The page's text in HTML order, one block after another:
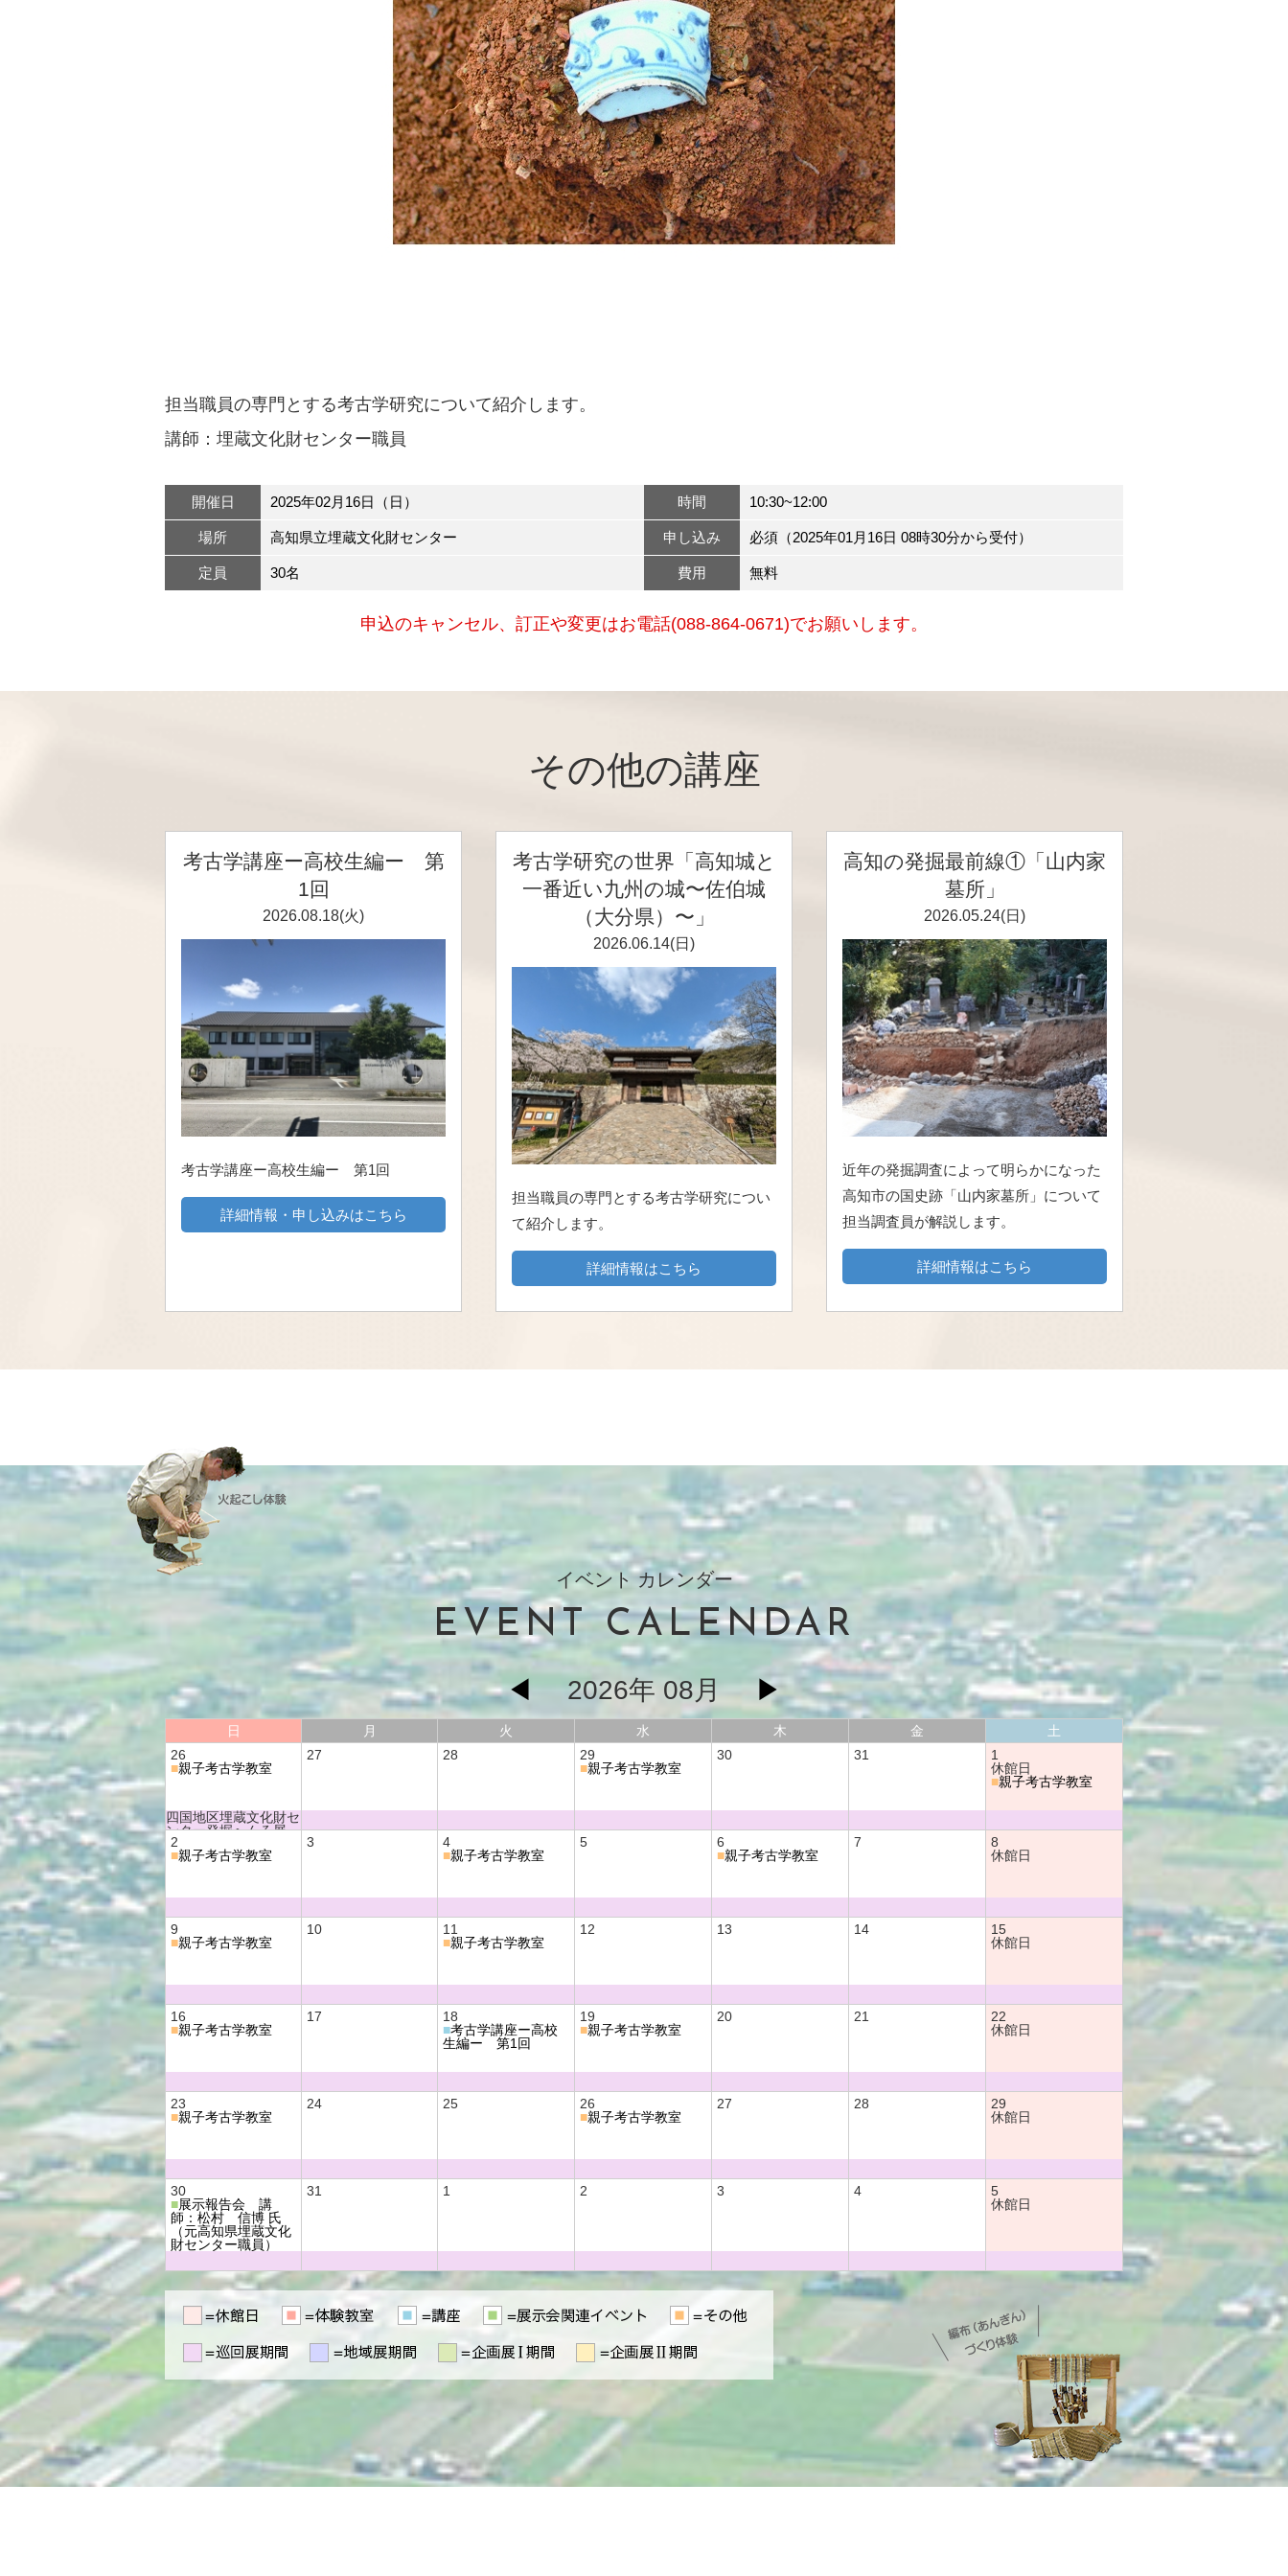
担当職員の専門とする考古学研究について紹介します。
講師：埋蔵文化財センター職員
開催日 2025年02月16日（日） 時間 10:30~12:00
場所 高知県立埋蔵文化財センター 申し込み 必須（2025年01月16日 08時30分から受付）
定員 30名 費用 無料
申込のキャンセル、訂正や変更はお電話(088-864-0671)でお願いします。
その他の講座
考古学講座ー高校生編ー 第
1回
2026.08.18(火)
考古学講座ー高校生編ー 第1回
詳細情報・申し込みはこちら
考古学研究の世界「高知城と
一番近い九州の城〜佐伯城
（大分県）〜」
2026.06.14(日)
担当職員の専門とする考古学研究につい
て紹介します。
詳細情報はこちら
高知の発掘最前線①「山内家
墓所」
2026.05.24(日)
近年の発掘調査によって明らかになった
高知市の国史跡「山内家墓所」について
担当調査員が解説します。
詳細情報はこちら
イベント カレンダー
EVENT CALENDAR
◀ 2026年 08月▶
日 月 火 水 木 金
土
26
■親子考古学教室
四国地区埋蔵文化財セ
ンター発掘へんろ展
四国のモノづくりー弥
生時代の道具ー
27 28
29
■親子考古学教室
30 31
1
休館日
■親子考古学教室
2
■親子考古学教室
3
4
■親子考古学教室
5
6
■親子考古学教室
7
8
休館日
9
■親子考古学教室
10
11
■親子考古学教室
12 13 14
15
休館日
16
■親子考古学教室
17
18
■考古学講座ー高校
生編ー 第1回
19
■親子考古学教室
20 21
22
休館日
23
■親子考古学教室
24 25
26
■親子考古学教室
27 28
29
休館日
30
■展示報告会 講
師：松村 信博 氏
（元高知県埋蔵文化
財センター職員）
31 1 2 3 4
5
休館日